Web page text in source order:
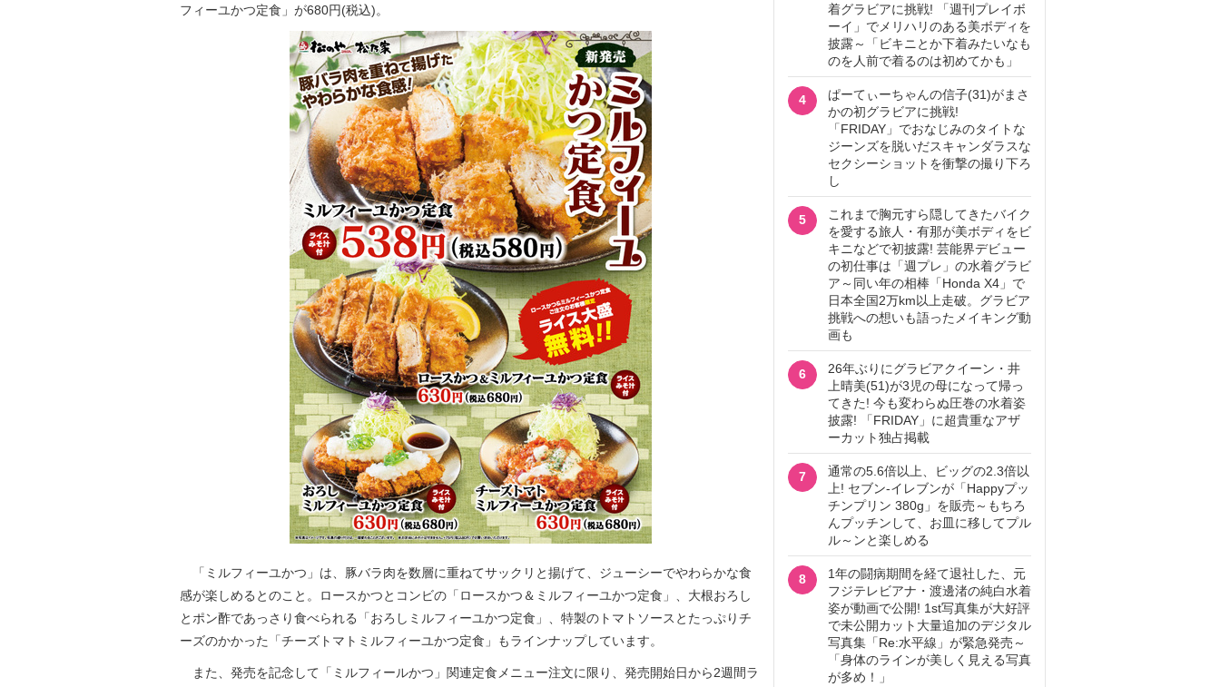
フィーユかつ定食」が680円(税込)。
「ミルフィーユかつ」は、豚バラ肉を数層に重ねてサックリと揚げて、ジューシーでやわらかな食
感が楽しめるとのこと。ロースかつとコンビの「ロースかつ＆ミルフィーユかつ定食」、大根おろし
とポン酢であっさり食べられる「おろしミルフィーユかつ定食」、特製のトマトソースとたっぷりチ
ーズのかかった「チーズトマトミルフィーユかつ定食」もラインナップしています。
また、発売を記念して「ミルフィールかつ」関連定食メニュー注文に限り、発売開始日から2週間ラ
着グラビアに挑戦! 「週刊プレイボ
ーイ」でメリハリのある美ボディを
披露～「ビキニとか下着みたいなも
のを人前で着るのは初めてかも」
4
ぱーてぃーちゃんの信子(31)がまさ
かの初グラビアに挑戦!
「FRIDAY」でおなじみのタイトな
ジーンズを脱いだスキャンダラスな
セクシーショットを衝撃の撮り下ろ
し
5
これまで胸元すら隠してきたバイク
を愛する旅人・有那が美ボディをビ
キニなどで初披露! 芸能界デビュー
の初仕事は「週プレ」の水着グラビ
ア～同い年の相棒「Honda X4」で
日本全国2万km以上走破。グラビア
挑戦への想いも語ったメイキング動
画も
6
26年ぶりにグラビアクイーン・井
上晴美(51)が3児の母になって帰っ
てきた! 今も変わらぬ圧巻の水着姿
披露! 「FRIDAY」に超貴重なアザ
ーカット独占掲載
7
通常の5.6倍以上、ビッグの2.3倍以
上! セブン‐イレブンが「Happyプッ
チンプリン 380g」を販売～もちろ
んプッチンして、お皿に移してプル
ル～ンと楽しめる
8
1年の闘病期間を経て退社した、元
フジテレビアナ・渡邊渚の純白水着
姿が動画で公開! 1st写真集が大好評
で未公開カット大量追加のデジタル
写真集「Re:水平線」が緊急発売～
「身体のラインが美しく見える写真
が多め！」